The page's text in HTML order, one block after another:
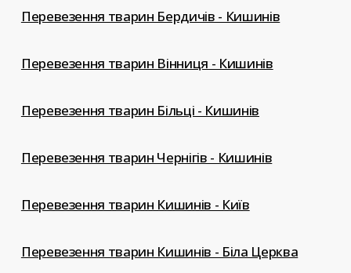
Перевезення тварин Бердичів - Кишинів
Перевезення тварин Вінниця - Кишинів
Перевезення тварин Більці - Кишинів
Перевезення тварин Чернігів - Кишинів
Перевезення тварин Кишинів - Київ
Перевезення тварин Кишинів - Біла Церква